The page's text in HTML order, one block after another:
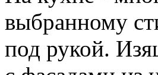
выбранному
под рукой.